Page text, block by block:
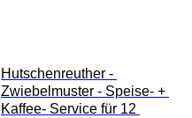
Hutschenreuther -
Zwiebelmuster - Speise- +
Kaffee- Service für 12